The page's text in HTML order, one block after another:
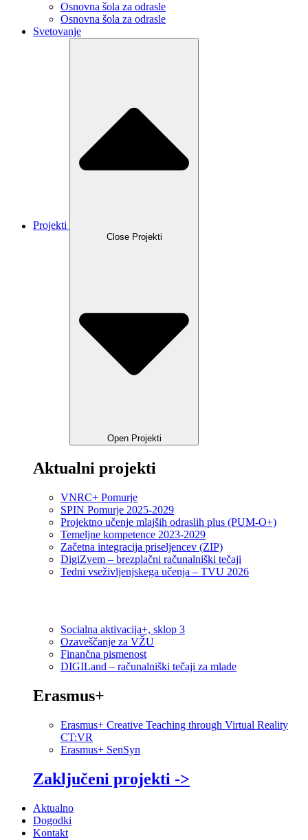
Osnovna šola za odrasle
Osnovna šola za odrasle
Svetovanje
Projekti
Close Projekti
Open Projekti
Aktualni projekti
VNRC+ Pomurje
SPIN Pomurje 2025-2029
Projektno učenje mlajših odraslih plus (PUM-O+)
Temeljne kompetence 2023-2029
Začetna integracija priseljencev (ZIP)
DigiZvem – brezplačni računalniški tečaji
Tedni vseživljenjskega učenja – TVU 2026
Socialna aktivacija+, sklop 3
Ozaveščanje za VŽU
Finančna pismenost
DIGILand – računalniški tečaji za mlade
Erasmus+
Erasmus+ Creative Teaching through Virtual Reality
CT:VR
Erasmus+ SenSyn
Zaključeni projekti ->
Aktualno
Dogodki
Kontakt